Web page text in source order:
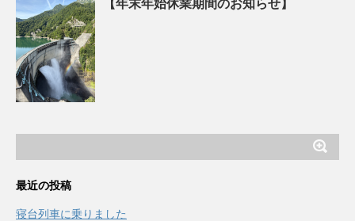
【年末年始休業期間のお知らせ】
最近の投稿
寝台列車に乗りました